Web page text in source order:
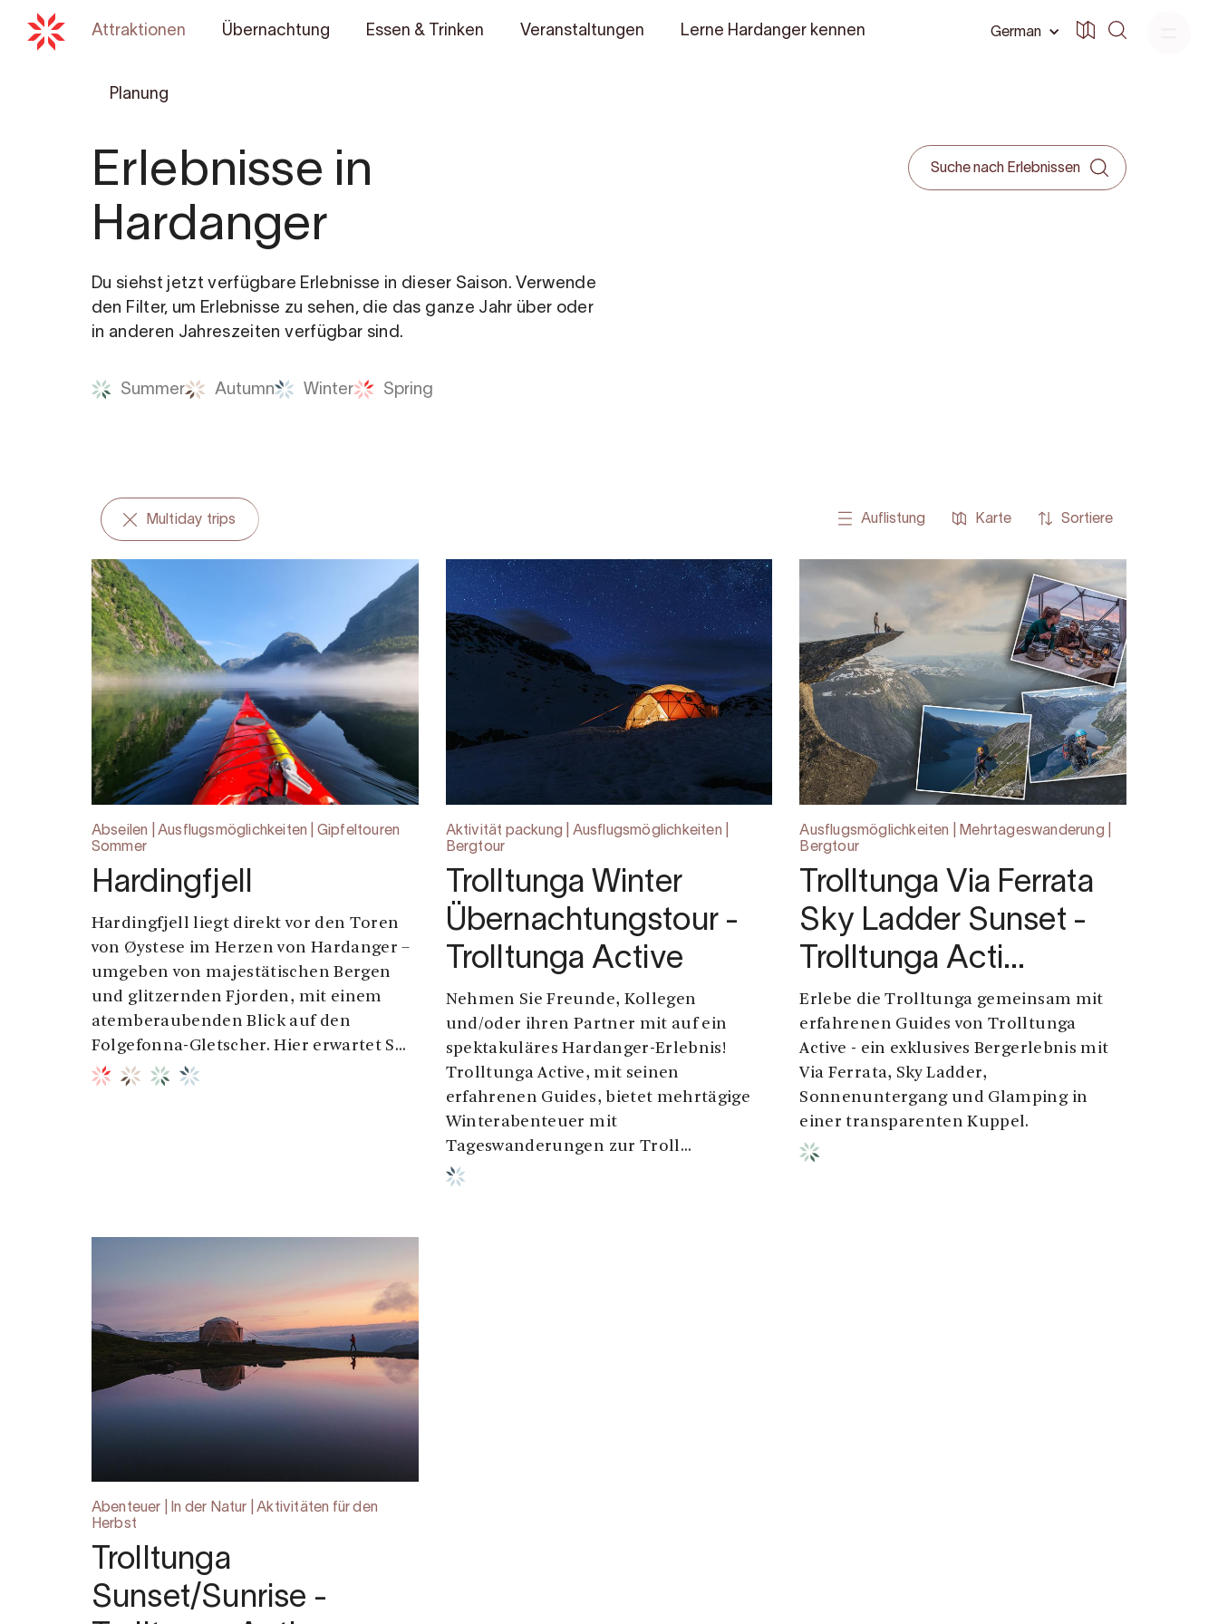
German
Attraktionen Übernachtung Essen & Trinken Veranstaltungen Lerne Hardanger kennen
Planung
Erlebnisse in
Hardanger
Du siehst jetzt verfügbare Erlebnisse in dieser Saison. Verwende
den Filter, um Erlebnisse zu sehen, die das ganze Jahr über oder
in anderen Jahreszeiten verfügbar sind.
Summer Autumn Winter Spring
Multiday trips Auflistung Karte Sortiere
Abseilen | Ausflugsmöglichkeiten | Gipfeltouren
Sommer
Hardingfjell
Hardingfjell liegt direkt vor den Toren
von Øystese im Herzen von Hardanger –
umgeben von majestätischen Bergen
und glitzernden Fjorden, mit einem
atemberaubenden Blick auf den
Folgefonna-Gletscher. Hier erwartet S...
Aktivität packung | Ausflugsmöglichkeiten |
Bergtour
Trolltunga Winter
Übernachtungstour -
Trolltunga Active
Nehmen Sie Freunde, Kollegen
und/oder ihren Partner mit auf ein
spektakuläres Hardanger-Erlebnis!
Trolltunga Active, mit seinen
erfahrenen Guides, bietet mehrtägige
Winterabenteuer mit
Tageswanderungen zur Troll...
Ausflugsmöglichkeiten | Mehrtageswanderung |
Bergtour
Trolltunga Via Ferrata
Sky Ladder Sunset -
Trolltunga Acti…
Erlebe die Trolltunga gemeinsam mit
erfahrenen Guides von Trolltunga
Active - ein exklusives Bergerlebnis mit
Via Ferrata, Sky Ladder,
Sonnenuntergang und Glamping in
einer transparenten Kuppel.
Abenteuer | In der Natur | Aktivitäten für den
Herbst
Trolltunga
Sunset/Sunrise -